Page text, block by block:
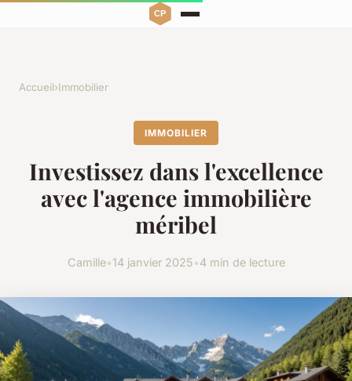
Accueil›Immobilier
IMMOBILIER
Investissez dans l'excellence
avec l'agence immobilière
méribel
Camille•14 janvier 2025•4 min de lecture